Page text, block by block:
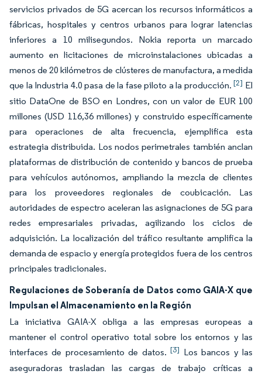
servicios privados de 5G acercan los recursos informáticos a
fábricas, hospitales y centros urbanos para lograr latencias
inferiores a 10 milisegundos. Nokia reporta un marcado
aumento en licitaciones de microinstalaciones ubicadas a
menos de 20 kilómetros de clústeres de manufactura, a medida
que la Industria 4.0 pasa de la fase piloto a la producción.[2] El
sitio DataOne de BSO en Londres, con un valor de EUR 100
millones (USD 116,36 millones) y construido específicamente
para operaciones de alta frecuencia, ejemplifica esta
estrategia distribuida. Los nodos perimetrales también anclan
plataformas de distribución de contenido y bancos de prueba
para vehículos autónomos, ampliando la mezcla de clientes
para los proveedores regionales de coubicación. Las
autoridades de espectro aceleran las asignaciones de 5G para
redes empresariales privadas, agilizando los ciclos de
adquisición. La localización del tráfico resultante amplifica la
demanda de espacio y energía protegidos fuera de los centros
principales tradicionales.
Regulaciones de Soberanía de Datos como GAIA-X que
Impulsan el Almacenamiento en la Región
La iniciativa GAIA-X obliga a las empresas europeas a
mantener el control operativo total sobre los entornos y las
interfaces de procesamiento de datos.[3] Los bancos y las
aseguradoras trasladan las cargas de trabajo críticas a